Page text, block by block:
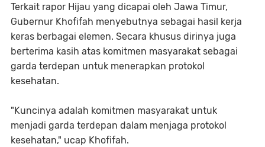
Terkait rapor Hijau yang dicapai oleh Jawa Timur,
Gubernur Khofifah menyebutnya sebagai hasil kerja
keras berbagai elemen. Secara khusus dirinya juga
berterima kasih atas komitmen masyarakat sebagai
garda terdepan untuk menerapkan protokol
kesehatan.
"Kuncinya adalah komitmen masyarakat untuk
menjadi garda terdepan dalam menjaga protokol
kesehatan," ucap Khofifah.